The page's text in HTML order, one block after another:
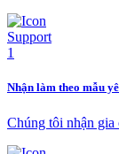
Nhận làm theo mẫu
Chúng tôi nhận gia